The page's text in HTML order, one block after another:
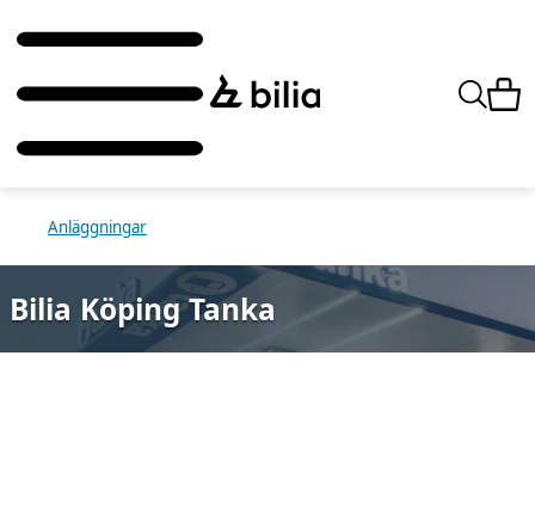
Anläggningar
Bilia Köping Tanka